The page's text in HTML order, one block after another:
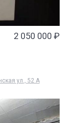
2 050 000 ₽
ул., 52 А